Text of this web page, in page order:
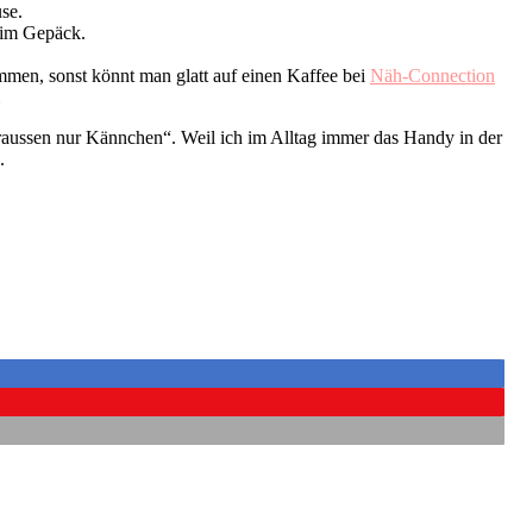
Gepäck.
sonst könnt man glatt auf einen Kaffee bei Näh-Connection
nur Kännchen“. Weil ich im Alltag immer das Handy in der